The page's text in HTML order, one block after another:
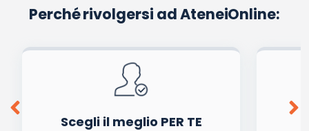
Perché rivolgersi ad AteneiOnline:
Scegli il meglio PER TE